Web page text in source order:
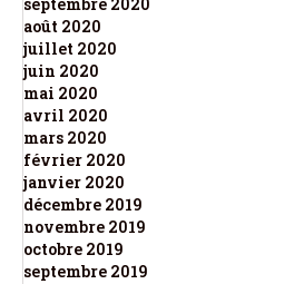
août 2020
juillet 2020
juin 2020
mai 2020
avril 2020
mars 2020
février 2020
janvier 2020
décembre 2019
novembre 2019
octobre 2019
septembre 2019